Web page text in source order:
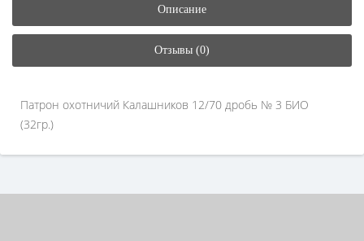
Описание
Отзывы (0)
Патрон охотничий Калашников 12/70 дробь № 3 БИО
(32гр.)